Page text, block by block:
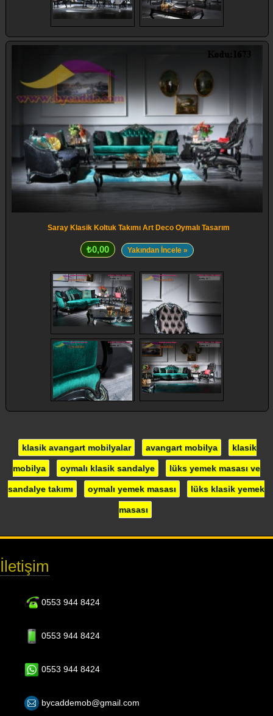
Saray Klasik Koltuk Takımı Art Deco Oymalı Tasarım
₺0,00 Yakından İncele »
klasik avangart mobilyalar avangart mobilya klasik
mobilya oymalı klasik sandalye lüks yemek masası ve
sandalye takımı oymalı yemek masası lüks klasik yemek
masası
İletişim
0553 944 8424
0553 944 8424
0553 944 8424
bycaddemob@gmail.com